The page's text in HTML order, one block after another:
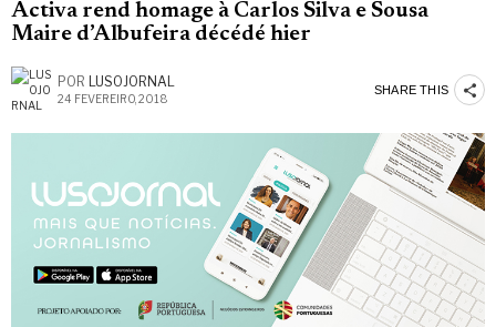
Activa rend homage à Carlos Silva e Sousa
Maire d’Albufeira décédé hier
POR LUSOJORNAL
24 FEVEREIRO, 2018
SHARE THIS